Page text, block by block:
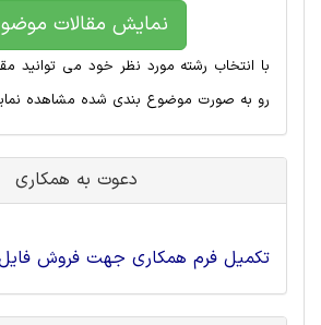
نمایش مقالات
با انتخاب رشته مورد نظر خود می توانید
رو به صورت موضوع بندی شده مشاهده
دعوت به همکاری
تکمیل فرم همکاری جهت فروش